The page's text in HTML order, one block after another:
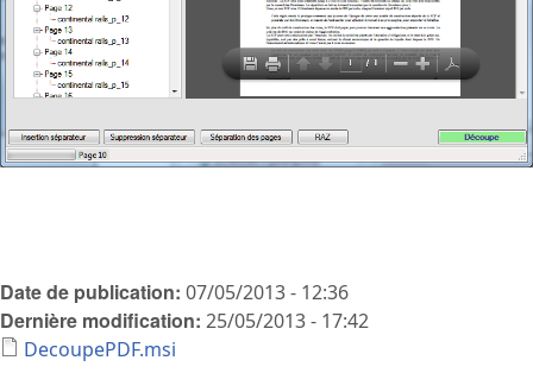
Date de publication: 07/05/2013 - 12:36
Dernière modification: 25/05/2013 - 17:42
DecoupePDF.msi